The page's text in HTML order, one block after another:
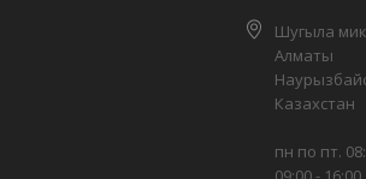
Шугыла
Алматы
Казахстан
пн по пт.